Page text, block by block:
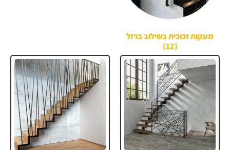
מעקות זכוכית בשילוב ברזל
(12)